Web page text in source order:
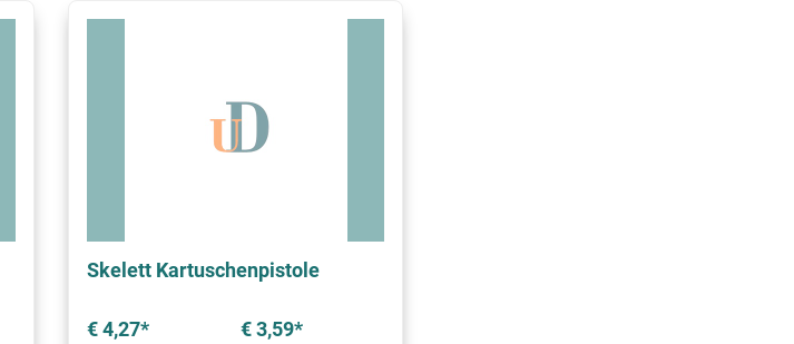
Skelett Kartuschenpistole
€ 4,27* € 3,59*